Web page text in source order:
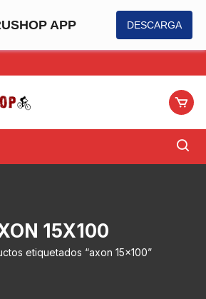
APP DESCARGA
15X100
etiquetados “axon 15x100”